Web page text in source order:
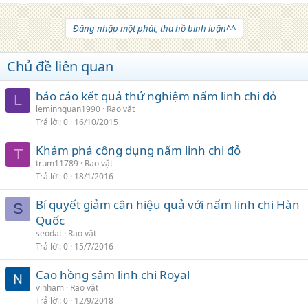
Đăng nhập một phát, tha hồ bình luận^^
Chủ đề liên quan
L báo cáo kết quả thử nghiệm nấm linh chi đỏ
leminhquan1990 Rao vặt
Trả lời 0 16/10/2015
T Khám phá công dụng nấm linh chi đỏ
trum11789
Rao vặt
Trả lời 0 18/1/2016
S
Bí quyết giảm cân hiệu quả với nấm linh chi Hàn
Quốc
seodat Rao vặt
Trả lời 0 15/7/2016
Cao hồng sâm linh chi Royal
vinham Rao vặt
Trả lời 0 12/9/2018